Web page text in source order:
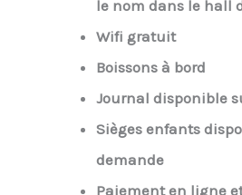
le nom dans le hall
Wifi gratuit
Boissons à bord
Journal disponible
Sièges enfants
demande
Paiement en ligne